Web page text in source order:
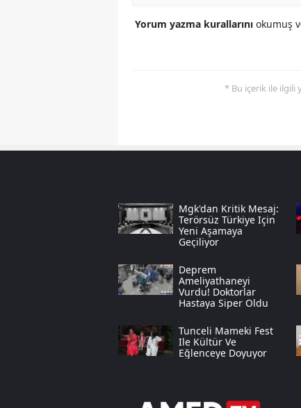
Yorum yazma kurallarını okumuş
* Bu içerik ile ilgili
Mgk'dan Kritik Mesaj:
Terörsüz Türkiye Için
Yeni Aşamaya
Geçiliyor
Deprem
Ameliyathaneyi
Vurdu! Doktorlar
Hastaya Siper Oldu
Tunceli Mameki Fest
Ile Kültür Ve
Eğlenceye Doyuyor